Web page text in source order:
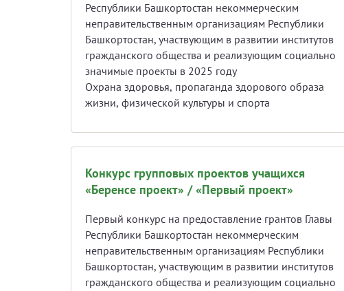
Республики Башкортостан некоммерческим
неправительственным организациям Республики
Башкортостан, участвующим в развитии институтов
гражданского общества и реализующим социально
значимые проекты в 2025 году
Охрана здоровья, пропаганда здорового образа
жизни, физической культуры и спорта
Конкурс групповых проектов учащихся
«Беренсе проект» / «Первый проект»
Первый конкурс на предоставление грантов Главы
Республики Башкортостан некоммерческим
неправительственным организациям Республики
Башкортостан, участвующим в развитии институтов
гражданского общества и реализующим социально